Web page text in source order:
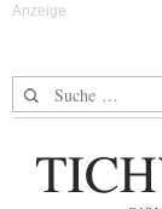
Suche nach: